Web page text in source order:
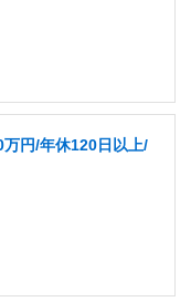
円/年休120日以上/